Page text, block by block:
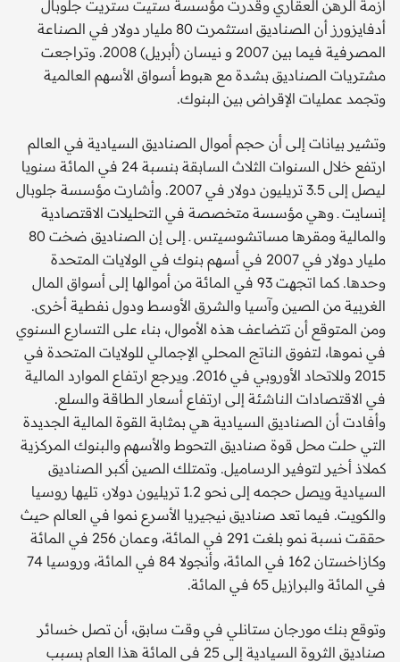
أزمة الرهن العقاري وقدرت مؤسسة ستيت ستريت جلوبال
أدفايزورز أن الصناديق استثمرت 80 مليار دولار في الصناعة
المصرفية فيما بين 2007 و نيسان (أبريل) 2008. وتراجعت
مشتريات الصناديق بشدة مع هبوط أسواق الأسهم العالمية
وتجمد عمليات الإقراض بين البنوك.
وتشير بيانات إلى أن حجم أموال الصناديق السيادية في العالم
ارتفع خلال السنوات الثلاث السابقة بنسبة 24 في المائة سنويا
ليصل إلى 3.5 تريليون دولار في 2007. وأشارت مؤسسة جلوبال
إنسايت ـ وهي مؤسسة متخصصة في التحليلات الاقتصادية
والمالية ومقرها مساتشوسيتس ـ إلى إن الصناديق ضخت 80
مليار دولار في 2007 في أسهم بنوك في الولايات المتحدة
وحدها. كما اتجهت 93 في المائة من أموالها إلى أسواق المال
الغربية من الصين وآسيا والشرق الأوسط ودول نفطية أخرى.
ومن المتوقع أن تتضاعف هذه الأموال، بناء على التسارع السنوي
في نموها، لتفوق الناتج المحلي الإجمالي للولايات المتحدة في
2015 وللاتحاد الأوروبي في 2016. ويرجع ارتفاع الموارد المالية
في الاقتصادات الناشئة إلى ارتفاع أسعار الطاقة والسلع.
وأفادت أن الصناديق السيادية هي بمثابة القوة المالية الجديدة
التي حلت محل قوة صناديق التحوط والأسهم والبنوك المركزية
كملاذ أخير لتوفير الرساميل. وتمتلك الصين أكبر الصناديق
السيادية ويصل حجمه إلى نحو 1.2 تريليون دولار، تليها روسيا
والكويت. فيما تعد صناديق نيجيريا الأسرع نموا في العالم حيث
حققت نسبة نمو بلغت 291 في المائة، وعمان 256 في المائة
وكازاخستان 162 في المائة، وأنجولا 84 في المائة، وروسيا 74
في المائة والبرازيل 65 في المائة.
وتوقع بنك مورجان ستانلي في وقت سابق، أن تصل خسائر
صناديق الثروة السيادية إلى 25 في المائة هذا العام بسبب